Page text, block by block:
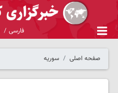
فارسی
صفحه اصلی سوریه